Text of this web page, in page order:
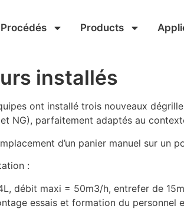
Procédés Products
installés
ont installé trois nouveaux
NG), parfaitement adaptés au
d’un panier manuel sur un
:
débit maxi = 50m3/h, entrefer de
essais et formation du personnel